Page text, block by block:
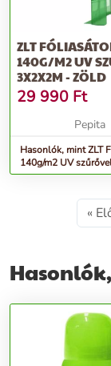
ZLT
140G/M2 UV
3X2X2M - ZÖLD
29 990 Ft
Pepita
Hasonlók, mint ZLT
140g/m2 UV
zöld
«